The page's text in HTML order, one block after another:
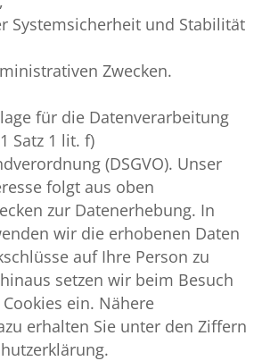
Systemsicherheit und Stabilität
Zwecken.
für die Datenverarbeitung
Satz 1 lit. f)
(DSGVO). Unser
folgt aus oben
zur Datenerhebung. In
wir die erhobenen Daten
auf Ihre Person zu
setzen wir beim Besuch
ein. Nähere
erhalten Sie unter den Ziffern